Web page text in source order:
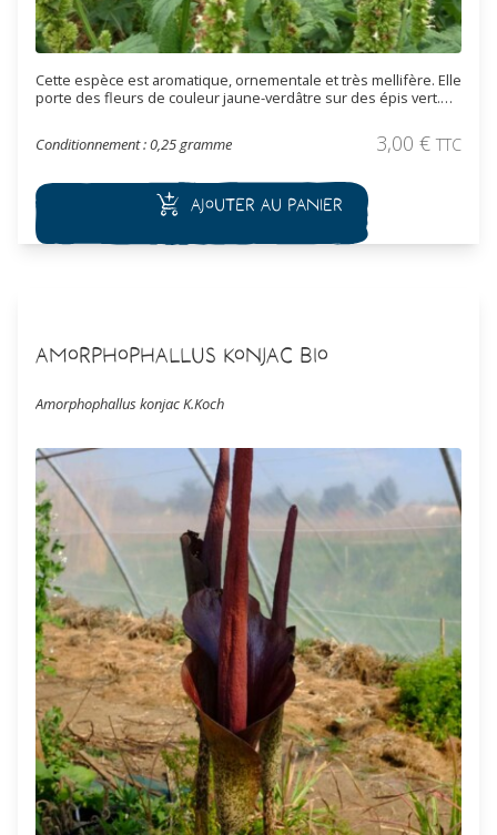
Cette espèce est aromatique, ornementale et très mellifère. Elle
porte des fleurs de couleur jaune-verdâtre sur des épis vert.
Conditionnement : 0,25 gramme
3,00 € TTC
Ajouter au panier
Amorphophallus konjac Bio
Amorphophallus konjac K.Koch